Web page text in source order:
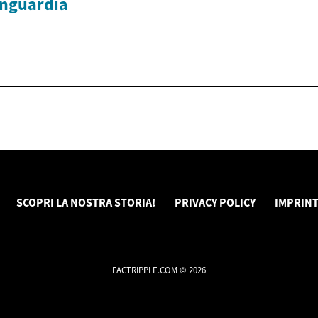
SCOPRI LA NOSTRA STORIA! PRIVACY POLICY IMPRINT
FACTRIPPLE.COM © 2026